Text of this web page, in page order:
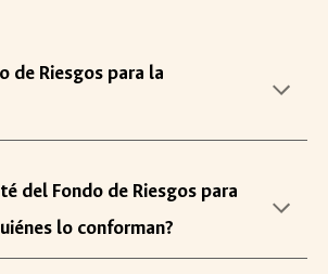
de Riesgos para la
del Fondo de Riesgos para
lo conforman?